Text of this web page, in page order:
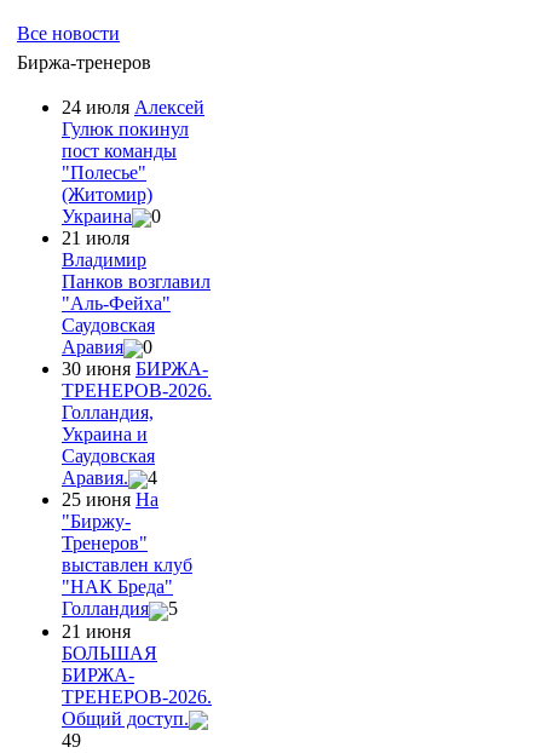
Все новости
Биржа-тренеров
24 июля Алексей
Гулюк покинул
пост команды
"Полесье"
(Житомир)
Украина
0
21 июля
Владимир
Панков возглавил
"Аль-Фейха"
Саудовская
Аравия
0
30 июня БИРЖА-
ТРЕНЕРОВ-2026.
Голландия,
Украина и
Саудовская
Аравия.
4
25 июня На
"Биржу-
Тренеров"
выставлен клуб
"НАК Бреда"
Голландия
5
21 июня
БОЛЬШАЯ
БИРЖА-
ТРЕНЕРОВ-2026.
Общий доступ.
49